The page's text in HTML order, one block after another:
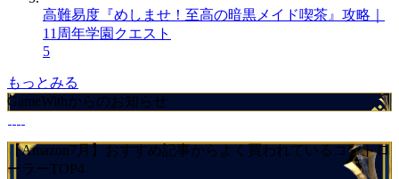
高難易度『めしませ！至高の暗黒メイド喫茶』攻略｜
11周年学園クエスト
5
もっとみる
GameWithからのお知らせ
【Amazon7月】おすすめ記事からよく買われているコントロ
ーラーTOP4